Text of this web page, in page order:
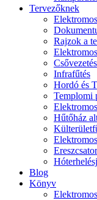
Tervezőknek
Rajzok a
Infrafűtés
Hordó és
Templomi
Hűtőház
Blog
Könyv